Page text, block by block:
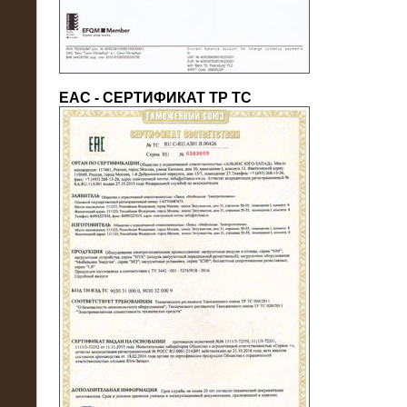
22.05.2016
Нагрузочный модуль в контейнере
10 МВт (0,4 кВ - напряжение)
ЕАС - СЕРТИФИКАТ ТР ТС